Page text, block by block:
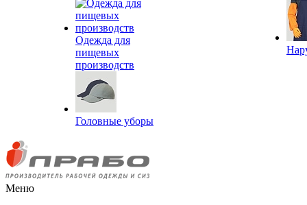
Одежда для
пищевых
производств
Головные уборы
Меню